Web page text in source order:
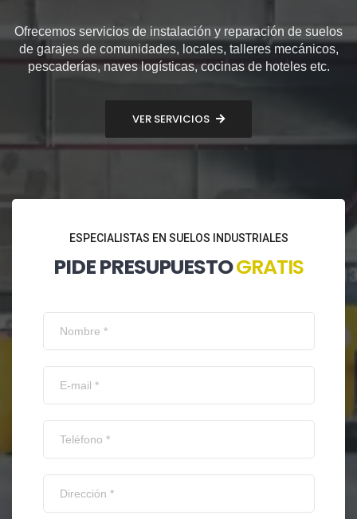
Ofrecemos servicios de instalación y reparación de suelos
de garajes de comunidades, locales, talleres mecánicos,
pescaderías, naves logísticas, cocinas de hoteles etc.
VER SERVICIOS
ESPECIALISTAS EN SUELOS INDUSTRIALES
PIDE PRESUPUESTOGRATIS